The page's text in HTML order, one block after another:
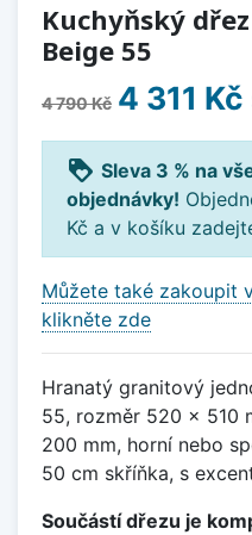
Kuchyňský
Beige 55
4 790 Kč 4 311 Kč
loyalty Sleva 3 % na
objednávky!
Kč a v košíku
Můžete také zakoupit
klikněte zde
Hranatý granitový
55, rozměr 520 x 510
200 mm, horní nebo
50 cm skříňka, s
Součástí dřezu je